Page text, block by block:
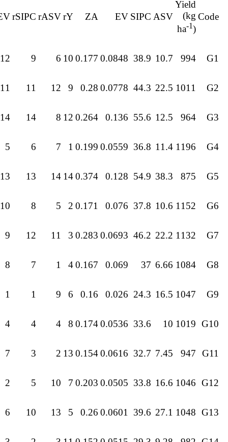
Code
Yield
(kg
ha-1)
ASV
SIPC
EV
ZA
rY
rASV
rSIPC
G1
994
10.7
38.9
0.0848
0.177
10
6
9
12
G2
1011
22.5
44.3
0.0778
0.28
9
12
11
11
G3
964
12.5
55.6
0.136
0.264
12
8
14
14
G4
1196
11.4
36.8
0.0559
0.199
1
7
6
5
G5
875
38.3
54.9
0.128
0.374
14
14
13
13
G6
1152
10.6
37.8
0.076
0.171
2
5
8
10
G7
1132
22.2
46.2
0.0693
0.283
3
11
12
9
G8
1084
6.66
37
0.069
0.167
4
1
7
8
G9
1047
16.5
24.3
0.026
0.16
6
9
1
1
G10
1019
10
33.6
0.0536
0.174
8
4
4
4
G11
947
7.45
32.7
0.0616
0.154
13
2
3
7
G12
1046
16.6
33.8
0.0505
0.203
7
10
5
2
G13
1048
27.1
39.6
0.0601
0.26
5
13
10
6